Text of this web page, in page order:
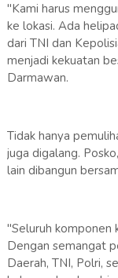
"Kami harus
ke lokasi. Ada
dari TNI dan
menjadi kekuatan
Darmawan.
Tidak hanya
juga digalang.
lain dibangun
"Seluruh komponen
Dengan semangat
Daerah, TNI, Polri,